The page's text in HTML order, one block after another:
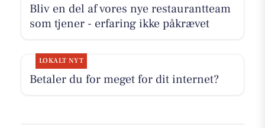
Bliv en del af vores nye restaurantteam
som tjener - erfaring ikke påkrævet
LOKALT NYT
Betaler du for meget for dit internet?